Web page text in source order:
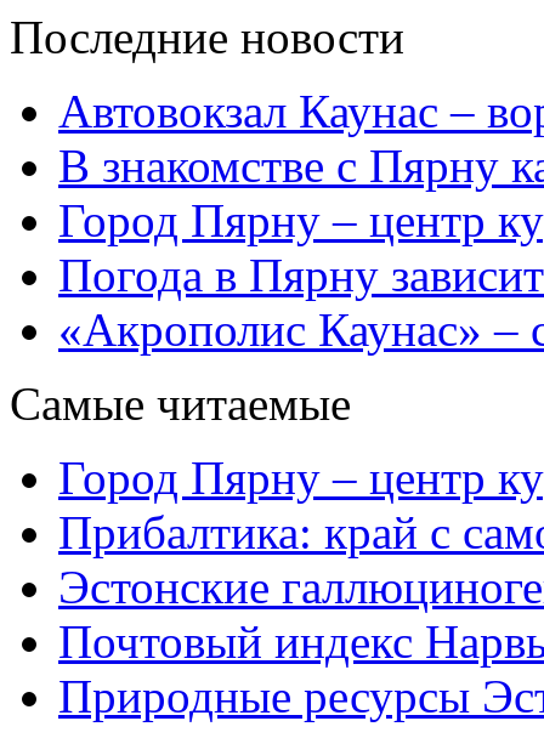
Последние новости
Автовокзал Каунас –
В знакомстве с Пярну
Город Пярну – центр
Погода в Пярну
«Акрополис Каунас» –
Самые читаемые
Город Пярну – центр
Прибалтика: край с
Эстонские
Почтовый индекс
Природные ресурсы